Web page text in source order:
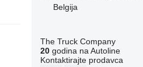
Belgija
The Truck Company
20godina na Autoline
Kontaktirajte prodavca